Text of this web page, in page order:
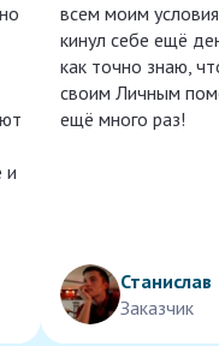
и
всем моим
кинул себе ещё
как точно знаю,
своим Личным
ещё много раз!
Станислав
Заказчик